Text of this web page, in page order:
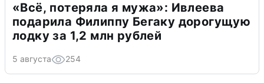
«Всё, потеряла я мужа»: Ивлеева
подарила Филиппу Бегаку дорогущую
лодку за 1,2 млн рублей
5 августа 254